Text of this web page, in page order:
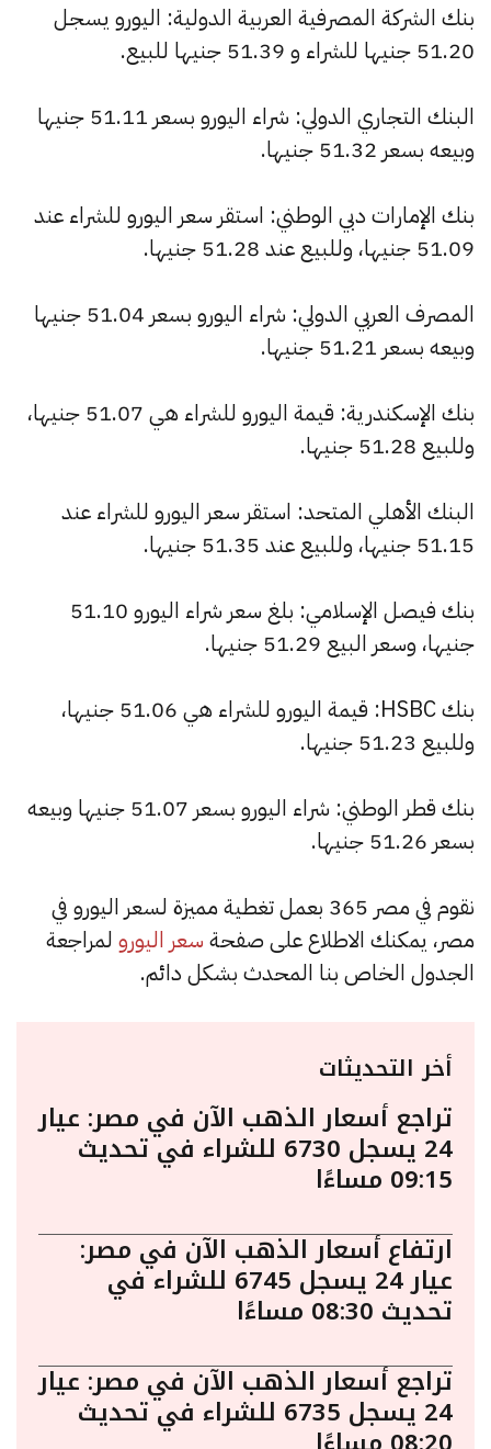
بنك الشركة المصرفية العربية الدولية: اليورو يسجل
51.20 جنيها للشراء و 51.39 جنيها للبيع.
البنك التجاري الدولي: شراء اليورو بسعر 51.11 جنيها
وبيعه بسعر 51.32 جنيها.
بنك الإمارات دبي الوطني: استقر سعر اليورو للشراء عند
51.09 جنيها، وللبيع عند 51.28 جنيها.
المصرف العربي الدولي: شراء اليورو بسعر 51.04 جنيها
وبيعه بسعر 51.21 جنيها.
بنك الإسكندرية: قيمة اليورو للشراء هي 51.07 جنيها،
وللبيع 51.28 جنيها.
البنك الأهلي المتحد: استقر سعر اليورو للشراء عند
51.15 جنيها، وللبيع عند 51.35 جنيها.
بنك فيصل الإسلامي: بلغ سعر شراء اليورو 51.10
جنيها، وسعر البيع 51.29 جنيها.
بنك HSBC: قيمة اليورو للشراء هي 51.06 جنيها،
وللبيع 51.23 جنيها.
بنك قطر الوطني: شراء اليورو بسعر 51.07 جنيها وبيعه
بسعر 51.26 جنيها.
نقوم في مصر 365 بعمل تغطية مميزة لسعر اليورو في
مصر، يمكنك الاطلاع على صفحة سعر اليورو لمراجعة
الجدول الخاص بنا المحدث بشكل دائم.
أخر التحديثات
تراجع أسعار الذهب الآن في مصر: عيار
24 يسجل 6730 للشراء في تحديث
09:15 مساءًا
ارتفاع أسعار الذهب الآن في مصر:
عيار 24 يسجل 6745 للشراء في
تحديث 08:30 مساءًا
تراجع أسعار الذهب الآن في مصر: عيار
24 يسجل 6735 للشراء في تحديث